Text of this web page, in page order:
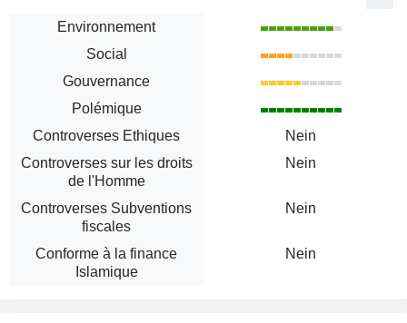
Environnement
Social
Gouvernance
Polémique
Controverses Ethiques
Nein
Controverses sur les droits
de l'Homme
Nein
Controverses Subventions
fiscales
Nein
Conforme à la finance
Islamique
Nein